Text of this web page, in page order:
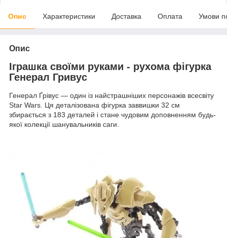
Опис Характеристики Доставка Оплата Умови
Опис
Іграшка своїми руками - рухома фігурка
Генерал Гривус
Генерал Ґрівус — один із найстрашніших персонажів всесвіту
Star Wars. Ця деталізована фігурка заввишки 32 см
збирається з 183 деталей і стане чудовим доповненням будь-
якої колекції шанувальників саги.